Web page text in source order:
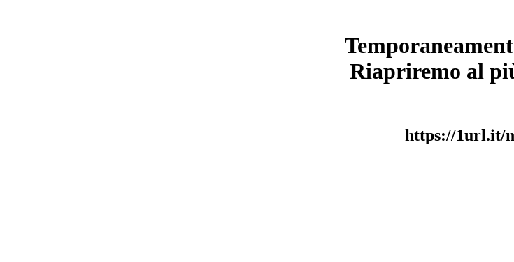
Riapriremo al
https://1url.it/